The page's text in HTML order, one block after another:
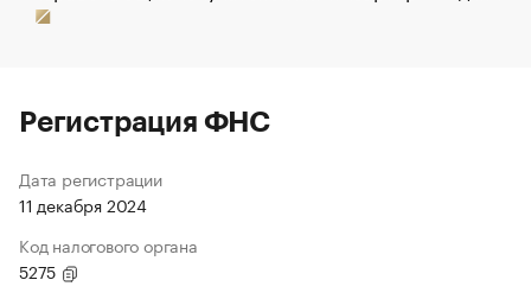
Регистрация ФНС
Дата регистрации
11 декабря 2024
Код налогового органа
5275